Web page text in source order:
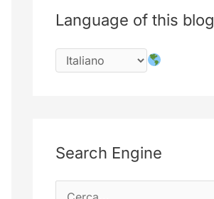
Language of this blog
Search Engine